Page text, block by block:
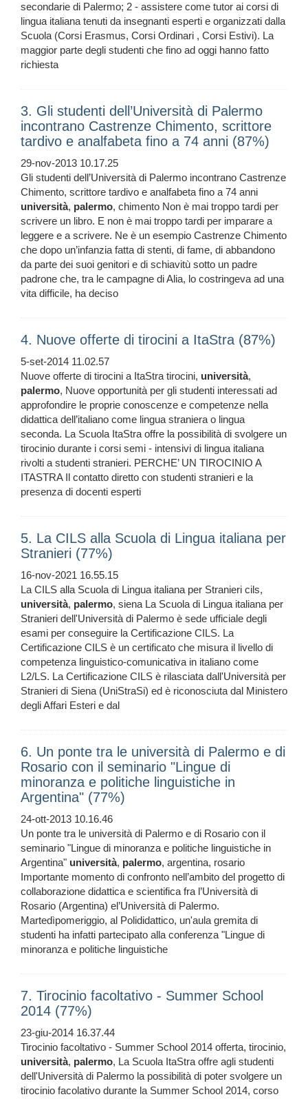
secondarie di Palermo; 2 - assistere come tutor ai corsi di
lingua italiana tenuti da insegnanti esperti e organizzati dalla
Scuola (Corsi Erasmus, Corsi Ordinari , Corsi Estivi). La
maggior parte degli studenti che fino ad oggi hanno fatto
richiesta
3. Gli studenti dell’Università di Palermo
incontrano Castrenze Chimento, scrittore
tardivo e analfabeta fino a 74 anni (87%)
29-nov-2013 10.17.25
Gli studenti dell’Università di Palermo incontrano Castrenze
Chimento, scrittore tardivo e analfabeta fino a 74 anni
università, palermo, chimento Non è mai troppo tardi per
scrivere un libro. E non è mai troppo tardi per imparare a
leggere e a scrivere. Ne è un esempio Castrenze Chimento
che dopo un’infanzia fatta di stenti, di fame, di abbandono
da parte dei suoi genitori e di schiavitù sotto un padre
padrone che, tra le campagne di Alia, lo costringeva ad una
vita difficile, ha deciso
4. Nuove offerte di tirocini a ItaStra (87%)
5-set-2014 11.02.57
Nuove offerte di tirocini a ItaStra tirocini, università,
palermo, Nuove opportunità per gli studenti interessati ad
approfondire le proprie conoscenze e competenze nella
didattica dell’italiano come lingua straniera o lingua
seconda. La Scuola ItaStra offre la possibilità di svolgere un
tirocinio durante i corsi semi - intensivi di lingua italiana
rivolti a studenti stranieri. PERCHE’ UN TIROCINIO A
ITASTRA Il contatto diretto con studenti stranieri e la
presenza di docenti esperti
5. La CILS alla Scuola di Lingua italiana per
Stranieri (77%)
16-nov-2021 16.55.15
La CILS alla Scuola di Lingua italiana per Stranieri cils,
università, palermo, siena La Scuola di Lingua italiana per
Stranieri dell'Università di Palermo è sede ufficiale degli
esami per conseguire la Certificazione CILS. La
Certificazione CILS è un certificato che misura il livello di
competenza linguistico-comunicativa in italiano come
L2/LS. La Certificazione CILS è rilasciata dall'Università per
Stranieri di Siena (UniStraSi) ed è riconosciuta dal Ministero
degli Affari Esteri e dal
6. Un ponte tra le università di Palermo e di
Rosario con il seminario "Lingue di
minoranza e politiche linguistiche in
Argentina" (77%)
24-ott-2013 10.16.46
Un ponte tra le università di Palermo e di Rosario con il
seminario "Lingue di minoranza e politiche linguistiche in
Argentina" università, palermo, argentina, rosario
Importante momento di confronto nell’ambito del progetto di
collaborazione didattica e scientifica fra l’Università di
Rosario (Argentina) el’Università di Palermo.
Martedìpomeriggio, al Polididattico, un'aula gremita di
studenti ha infatti partecipato alla conferenza "Lingue di
minoranza e politiche linguistiche
7. Tirocinio facoltativo - Summer School
2014 (77%)
23-giu-2014 16.37.44
Tirocinio facoltativo - Summer School 2014 offerta, tirocinio,
università, palermo, La Scuola ItaStra offre agli studenti
dell'Università di Palermo la possibilità di poter svolgere un
tirocinio facolativo durante la Summer School 2014, corso